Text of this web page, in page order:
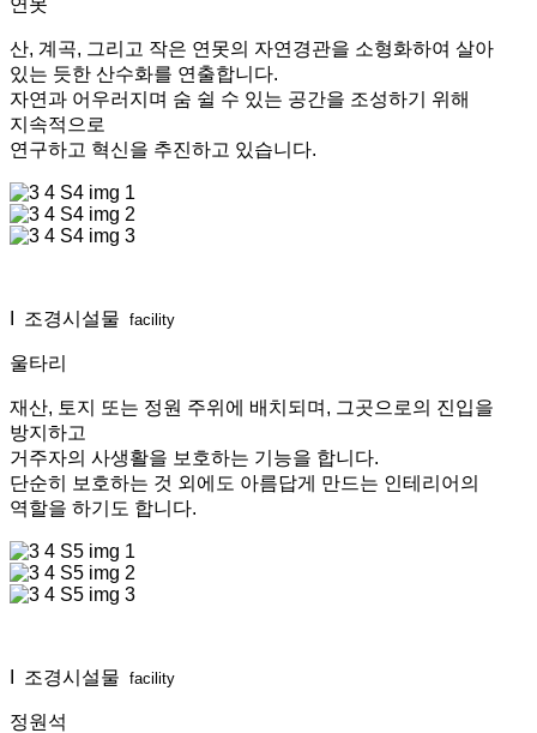
연못
산, 계곡, 그리고 작은 연못의 자연경관을 소형화하여 살아
있는 듯한 산수화를 연출합니다.
자연과 어우러지며 숨 쉴 수 있는 공간을 조성하기 위해
지속적으로
연구하고 혁신을 추진하고 있습니다.
I 조경시설물 facility
울타리
재산, 토지 또는 정원 주위에 배치되며, 그곳으로의 진입을
방지하고
거주자의 사생활을 보호하는 기능을 합니다.
단순히 보호하는 것 외에도 아름답게 만드는 인테리어의
역할을 하기도 합니다.
I 조경시설물 facility
정원석